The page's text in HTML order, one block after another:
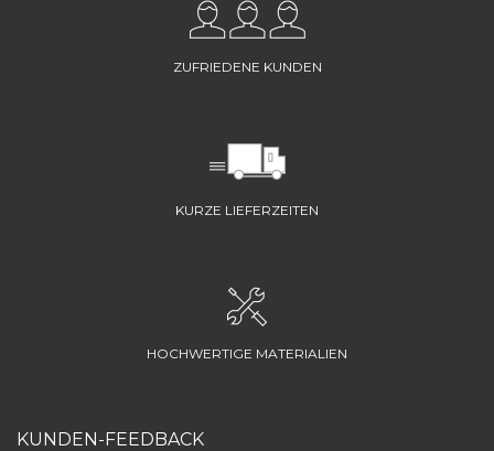
ZUFRIEDENE KUNDEN
KURZE LIEFERZEITEN
HOCHWERTIGE MATERIALIEN
KUNDEN-FEEDBACK